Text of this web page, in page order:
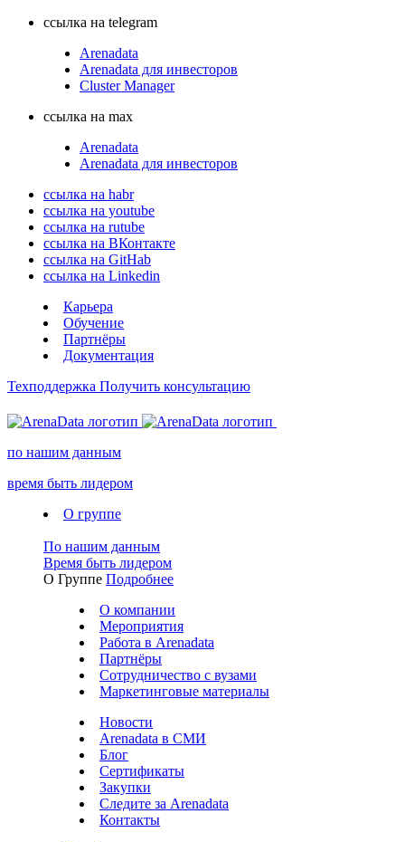
ссылка на telegram
Arenadata
Arenadata для инвесторов
Cluster Manager
ссылка на max
Arenadata
Arenadata для инвесторов
ссылка на habr
ссылка на youtube
ссылка на rutube
ссылка на ВКонтакте
ссылка на GitHab
ссылка на Linkedin
Карьера
Обучение
Партнёры
Документация
Техподдержка Получить консультацию
по нашим данным
время быть лидером
О группе
По нашим данным
Время быть лидером
О Группе Подробнее
О компании
Мероприятия
Работа в Arenadata
Партнёры
Сотрудничество с вузами
Маркетинговые материалы
Новости
Arenadata в СМИ
Блог
Сертификаты
Закупки
Следите за Аrenadata
Контакты